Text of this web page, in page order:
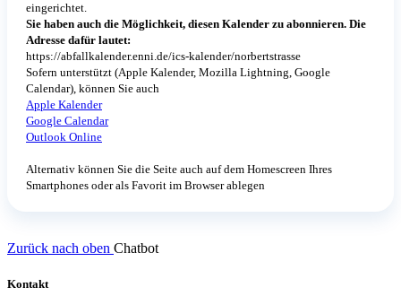
eingerichtet.
Sie haben auch die Möglichkeit, diesen Kalender zu abonnieren. Die
Adresse dafür lautet:
https://abfallkalender.enni.de/ics-kalender/norbertstrasse
Sofern unterstützt (Apple Kalender, Mozilla Lightning, Google
Calendar), können Sie auch
Apple Kalender
Google Calendar
Outlook Online
Alternativ können Sie die Seite auch auf dem Homescreen Ihres
Smartphones oder als Favorit im Browser ablegen
Zurück nach oben Chatbot
Kontakt